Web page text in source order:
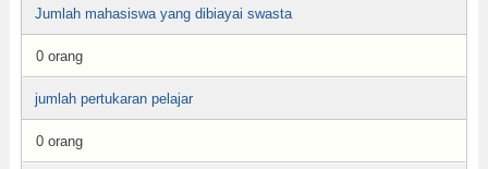
Jumlah mahasiswa yang dibiayai swasta
0 orang
jumlah pertukaran pelajar
0 orang